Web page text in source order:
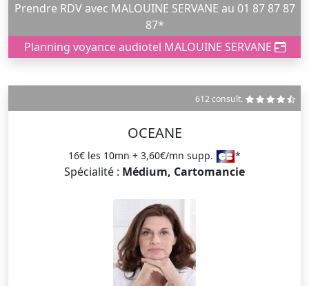
Prendre RDV avec MALOUINE SERVANE au 01 87 87 87
87*
Planning voyance audiotel MALOUINE SERVANE
612 consult.
OCEANE
16€ les 10mn + 3,60€/mn supp. *
Spécialité : Médium, Cartomancie